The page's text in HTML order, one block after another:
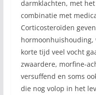
darmklachten, met
combinatie met
Corticosteroïden
korte tijd veel vocht
zwaardere, morfine-
versuffend en soms
die nog volop in het